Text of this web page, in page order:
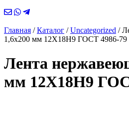
Главная /Каталог /Uncategorized /
1,6х200 мм 12Х18Н9 ГОСТ 4986-79
Лента
мм 12Х18Н9